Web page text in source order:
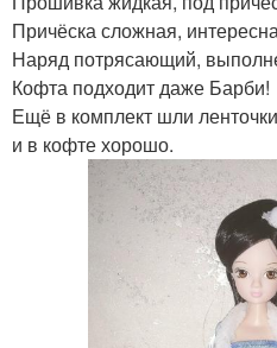
Причёска сложная,
Наряд потрясающий,
Кофта подходит даже Барби!
Ещё в комплект шли
и в кофте хорошо.